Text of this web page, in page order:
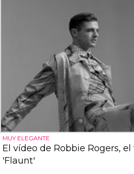
MUY ELEGANTE
El vídeo de Robbie Rogers,
'Flaunt'